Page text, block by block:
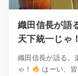
織田信長が語
天下統一じゃ！
織田信長が語る。
ゃ！
はーい、